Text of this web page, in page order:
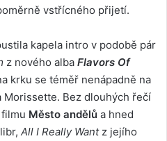
vstřícného přijetí.
kapela intro v podobě pár
z nového alba Flavors Of
krku se téměř nenápadně na
Bez dlouhých řečí
Město andělů a hned
All I Really Wantz jejího